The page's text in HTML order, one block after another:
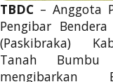
TBDC – Anggota
Pengibar Bendera
(Paskibraka)
Tanah Bumbu
mengibarkan